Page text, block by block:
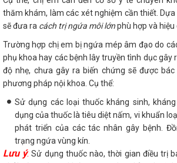
thăm khám, làm các xét nghiệm cần thiết.
sẽ đưa ra cách trị ngứa môi lớnphù hợp và hiệu
Trường hợp chị em bị ngứa mép âm đạo do
phụ khoa hay các bệnh lây truyền tình dục gây
độ nhẹ, chưa gây ra biến chứng sẽ được
phương pháp nội khoa. Cụ thể:
Sử dụng các loại thuốc kháng sinh,
dụng của thuốc là tiêu diệt nấm, vi khuẩn
phát triển của các tác nhân gây bệnh.
trạng ngứa vùng kín.
Lưu ý: Sử dụng thuốc nào, thời gian điều trị